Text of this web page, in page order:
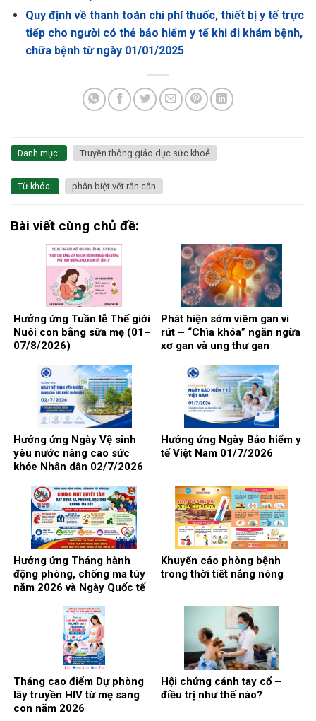
Quy định về thanh toán chi phí thuốc, thiết bị y tế trực
tiếp cho người có thẻ bảo hiểm y tế khi đi khám bệnh,
chữa bệnh từ ngày 01/01/2025
Danh mục: Truyền thông giáo dục sức khoẻ
Từ khóa: phân biệt vết rắn cắn
Bài viết cùng chủ đề:
Hưởng ứng Tuần lễ Thế giới
Nuôi con bằng sữa mẹ (01–
07/8/2026)
Phát hiện sớm viêm gan vi
rút – “Chìa khóa” ngăn ngừa
xơ gan và ung thư gan
Hưởng ứng Ngày Vệ sinh
yêu nước nâng cao sức
khỏe Nhân dân 02/7/2026
Hưởng ứng Ngày Bảo hiểm y
tế Việt Nam 01/7/2026
Hưởng ứng Tháng hành
động phòng, chống ma túy
năm 2026 và Ngày Quốc tế
Khuyến cáo phòng bệnh
trong thời tiết nắng nóng
Tháng cao điểm Dự phòng
lây truyền HIV từ mẹ sang
con năm 2026
Hội chứng cánh tay cổ –
điều trị như thế nào?